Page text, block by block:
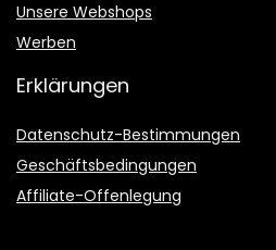
Unsere Webshops
Werben
Erklärungen
Datenschutz-Bestimmungen
Geschäftsbedingungen
Affiliate-Offenlegung